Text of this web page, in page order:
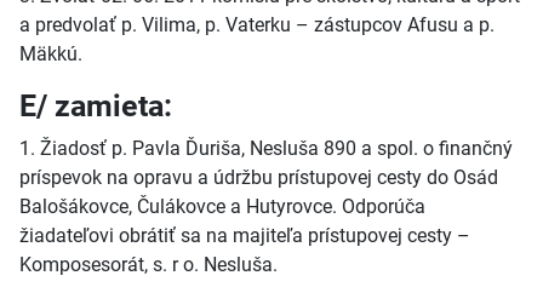
a predvolať p. Vilima, p. Vaterku – zástupcov Afusu a p.
Mäkkú.
E/ zamieta:
1. Žiadosť p. Pavla Ďuriša, Nesluša 890 a spol. o finančný
príspevok na opravu a údržbu prístupovej cesty do Osád
Balošákovce, Čulákovce a Hutyrovce. Odporúča
žiadateľovi obrátiť sa na majiteľa prístupovej cesty –
Komposesorát, s. r o. Nesluša.